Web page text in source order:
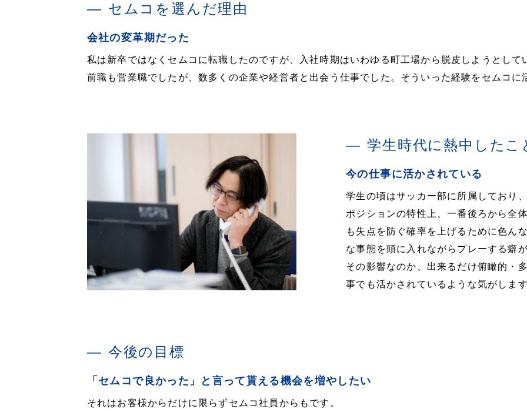
セムコを選んだ理由
会社の変革期だった
私は新卒ではなくセムコに転職したのですが、入社時期はいわゆる町工場から脱皮しようとして
前職も営業職でしたが、数多くの企業や経営者と出会う仕事でした。そういった経験をセムコに
学生時代に熱中したこ
今の仕事に活かされている
学生の頃はサッカー部に所属しており
ポジションの特性上、一番後ろから全
も失点を防ぐ確率を上げるために色ん
な事態を頭に入れながらプレーする癖
その影響なのか、出来るだけ俯瞰的・
事でも活かされているような気がします
今後の目標
「セムコで良かった」と言って貰える機会を増やしたい
それはお客様からだけに限らずセムコ社員からもです。